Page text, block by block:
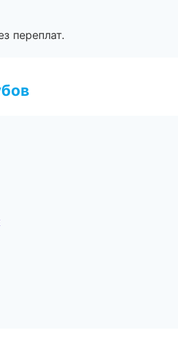
переплат.